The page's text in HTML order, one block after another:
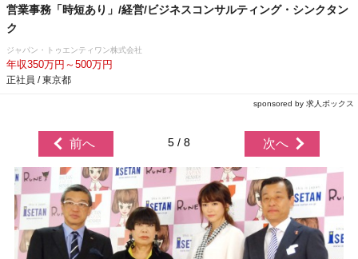
営業事務「時短あり」/経営/ビジネスコンサルティング・シンクタン
ク
ジャパン・トゥエンティワン株式会社
年収350万円～500万円
正社員 / 東京都
sponsored by 求人ボックス
前へ 5 / 8 次へ